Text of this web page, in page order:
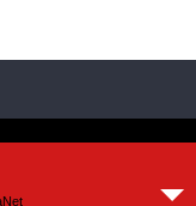
rights reserved.